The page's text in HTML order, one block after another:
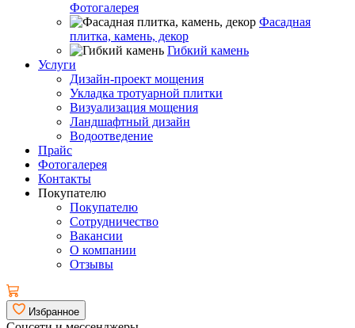
Фотогалерея
Фасадная
плитка, камень, декор
Гибкий камень
Услуги
Дизайн-проект мощения
Укладка тротуарной плитки
Визуализация мощения
Ландшафтный дизайн
Водоотведение
Прайс
Фотогалерея
Контакты
Покупателю
Покупателю
Сотрудничество
Вакансии
О компании
Отзывы
Избранное